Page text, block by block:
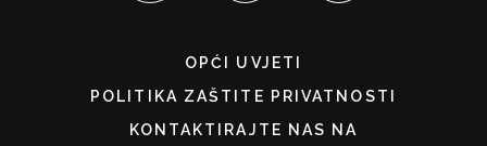
OPĆI UVJETI
POLITIKA ZAŠTITE PRIVATNOSTI
KONTAKTIRAJTE NAS NA